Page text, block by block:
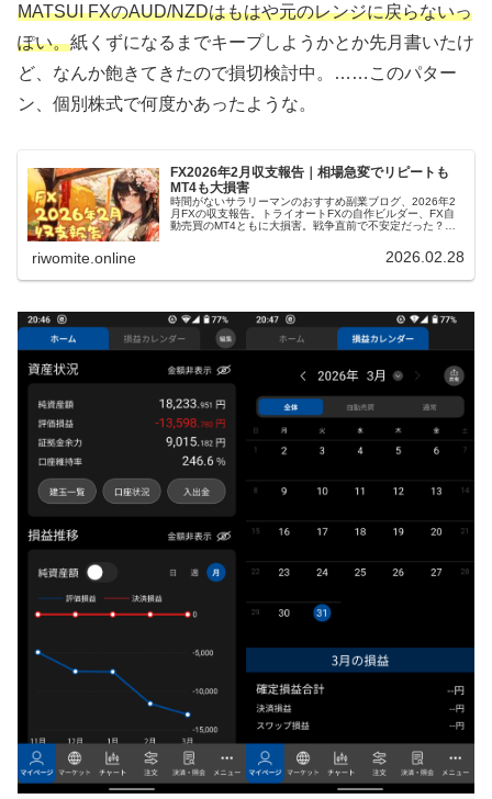
MATSUI FXのAUD/NZDはもはや元のレンジに戻らないっ
ぽい。紙くずになるまでキープしようかとか先月書いたけ
ど、なんか飽きてきたので損切検討中。……このパター
ン、個別株式で何度かあったような。
FX2026年2月収支報告｜相場急変でリピートも
MT4も大損害
時間がないサラリーマンのおすすめ副業ブログ、2026年2
月FXの収支報告。トライオートFXの自作ビルダー、FX自
動売買のMT4ともに大損害。戦争直前で不安定だった？な
riwomite.online 2026.02.28